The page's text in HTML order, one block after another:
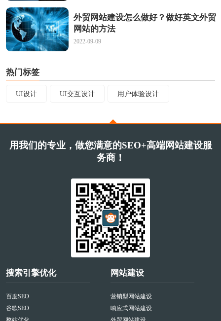
外贸网站建设怎么做好？做好英文外贸
网站的方法
2022-09-09
热门标签
UI设计 UI交互设计 用户体验设计
用我们的专业，做您满意的SEO+高端网站建设服
务商！
搜索引擎优化
百度SEO
谷歌SEO
网站建设
营销型网站建设
响应式网站建设